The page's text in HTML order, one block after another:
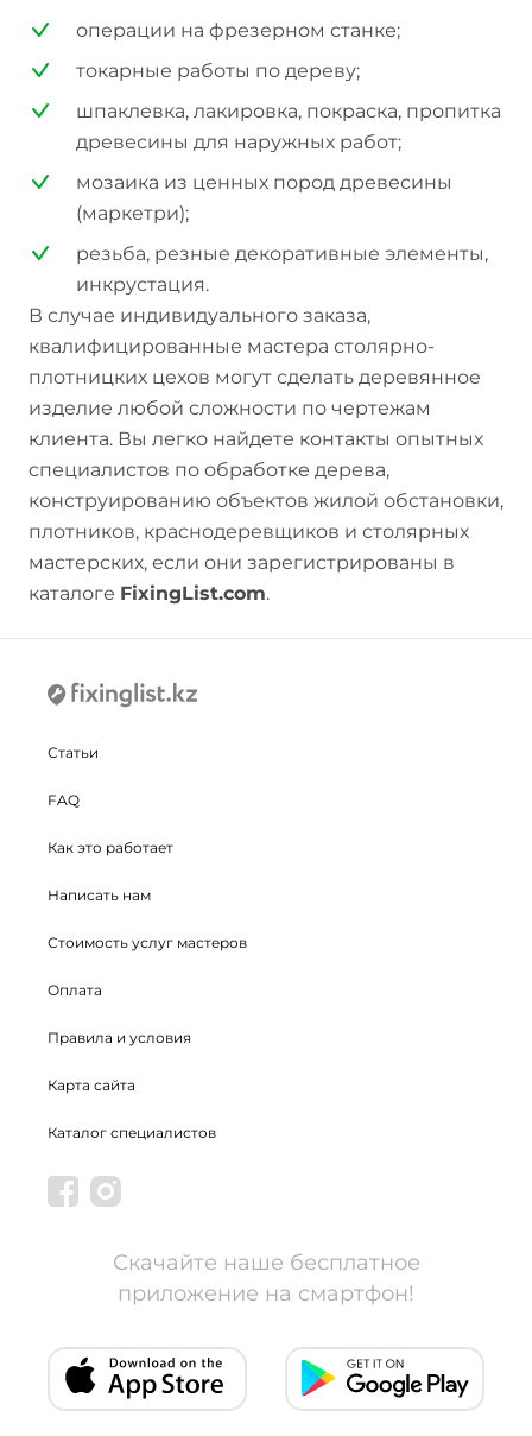
операции на фрезерном станке;
токарные работы по дереву;
шпаклевка, лакировка, покраска, пропитка
древесины для наружных работ;
мозаика из ценных пород древесины
(маркетри);
резьба, резные декоративные элементы,
инкрустация.
В случае индивидуального заказа,
квалифицированные мастера столярно-
плотницких цехов могут сделать деревянное
изделие любой сложности по чертежам
клиента. Вы легко найдете контакты опытных
специалистов по обработке дерева,
конструированию объектов жилой обстановки,
плотников, краснодеревщиков и столярных
мастерских, если они зарегистрированы в
каталоге FixingList.com.
Статьи
FAQ
Как это работает
Написать нам
Стоимость услуг мастеров
Оплата
Правила и условия
Карта сайта
Каталог специалистов
Скачайте наше бесплатное
приложение на смартфон!